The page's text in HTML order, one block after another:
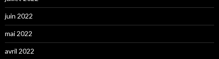
juin 2022
mai 2022
avril 2022